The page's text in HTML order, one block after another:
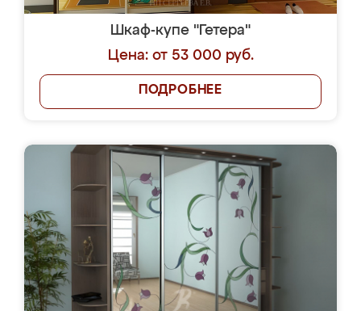
Шкаф-купе "Гетера"
Цена: от 53 000 руб.
ПОДРОБНЕЕ